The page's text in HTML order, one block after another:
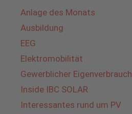
Anlage des Monats
Ausbildung
EEG
Elektromobilität
Gewerblicher Eigenverbrauch
Inside IBC SOLAR
Interessantes rund um PV